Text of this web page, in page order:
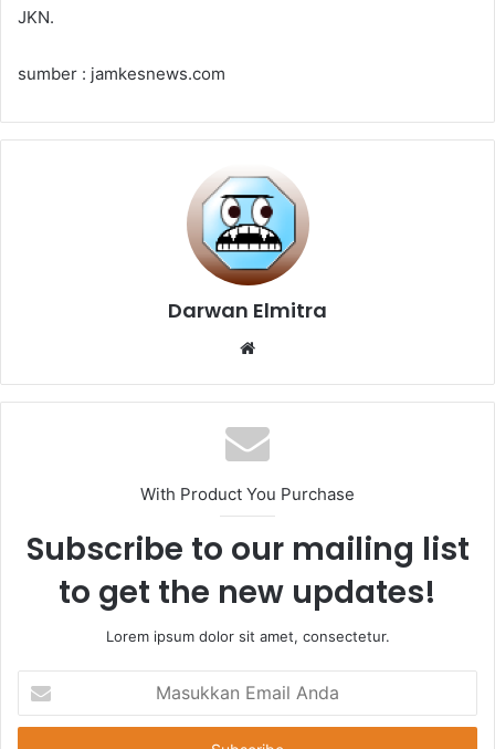
JKN.
sumber : jamkesnews.com
Darwan Elmitra
Website
With Product You Purchase
Subscribe to our mailing list
to get the new updates!
Lorem ipsum dolor sit amet, consectetur.
Email
Anda